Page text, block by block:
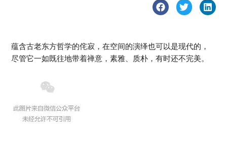
蕴含古老东方哲学的侘寂，在空间的演绎也可以是现代的，
尽管它一如既往地带着禅意，素雅、质朴，有时还不完美。